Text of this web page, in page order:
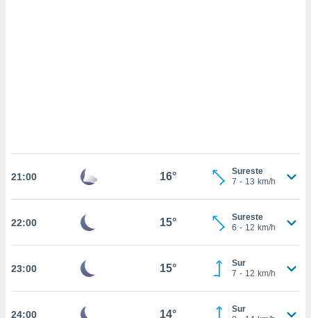
de
En
21:00 16°
Sureste
7 - 13 km/h
22:00 15°
Sureste
6 - 12 km/h
23:00 15°
Sur
7 - 12 km/h
24:00 14°
Sur